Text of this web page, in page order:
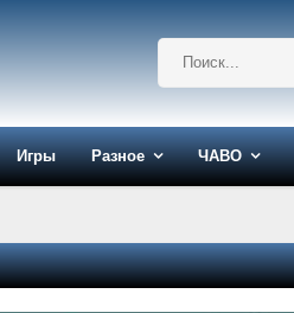
Игры Разное ЧАВО